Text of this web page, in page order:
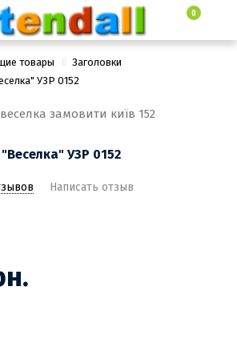
0
товары
Заголовки
УЗР 0152
УЗР 0152
Написать отзыв